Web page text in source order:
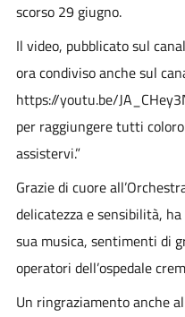
scorso 29 giugno.
Il video, pubblicato sul
ora condiviso anche sul
https://youtu.be/
per raggiungere tutti
assistervi.”
Grazie di cuore
delicatezza e sensibilità,
sua musica, sentimenti di
operatori dell’ospedale
Un ringraziamento anche